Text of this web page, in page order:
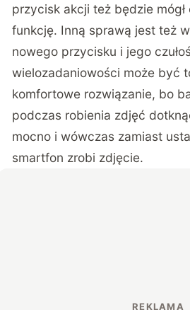
przycisk akcji też będzie
funkcję. Inną sprawą jest też
nowego przycisku i jego
wielozadaniowości może być
komfortowe rozwiązanie, bo
podczas robienia zdjęć
mocno i wówczas zamiast
smartfon zrobi zdjęcie.